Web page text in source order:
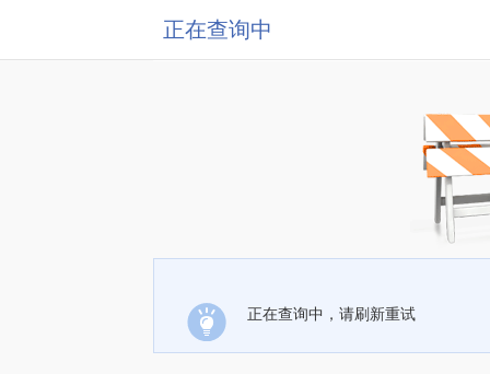
正在查询中
正在查询中，请刷新重试